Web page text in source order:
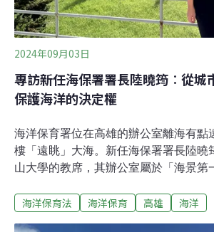
2024年09月03日
專訪新任海保署署長陸曉筠︰從城
保護海洋的決定權
海洋保育署位在高雄的辦公室離海有點
樓「遠眺」大海。新任海保署署長陸曉
山大學的教席，其辦公室屬於「海景第
義上的「海女」。她在台北長大，20多
海洋保育法 海洋保育 高雄 海洋